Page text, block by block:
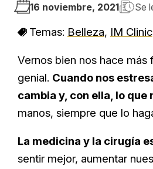
16 noviembre, 2021 Se
Temas: Belleza, IM Clinic
Vernos bien nos hace
genial. Cuando nos
cambia y, con ella, lo
manos, siempre que lo
La medicina y la cirugía
sentir mejor, aumentar